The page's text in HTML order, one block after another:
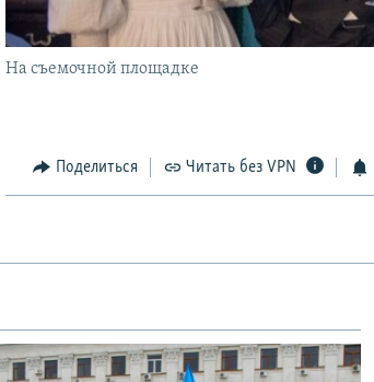
На съемочной площадке
Поделиться Читать без VPN